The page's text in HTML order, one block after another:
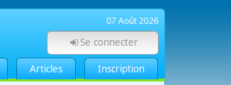
07 Août 2026
Se connecter
Articles Inscription